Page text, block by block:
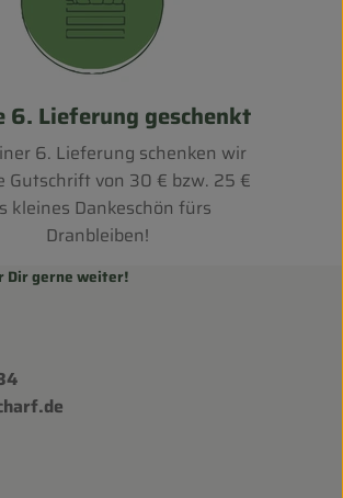
6. Lieferung geschenkt
6. Lieferung schenken wir
Gutschrift von 30 € bzw. 25 €
kleines Dankeschön fürs
Dranbleiben!
Dir gerne weiter!